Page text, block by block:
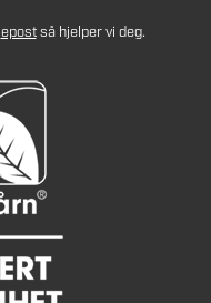
epostså hjelper vi deg.